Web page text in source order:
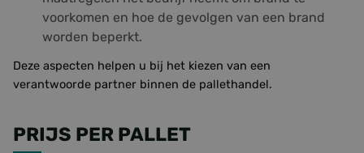
voorkomen en hoe de gevolgen van een brand
worden beperkt.
Deze aspecten helpen u bij het kiezen van een
verantwoorde partner binnen de pallethandel.
PRIJS PER PALLET